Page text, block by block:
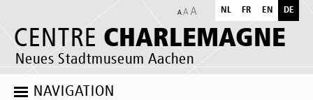
CENTRE CHARLEMAGNE
Neues Stadtmuseum Aachen
NL FR EN DE
NAVIGATION